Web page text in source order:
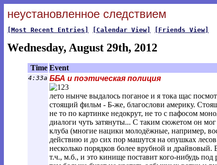
неустановленное следствием
[Most Recent Entries] [Calendar View] [Friends View]
Wednesday, August 29th, 2012
Time Event
4:33a ББА и поэтическая полиция
лето нынче выдалось поганое и я тока щас
стоящий фильм - Б-же, благослови америку.
не то по картинке недокрут, не то с пафосом
диалоги чуть затянуты... С таким сюжетом он
клуба (многие нацики молодёжные, например,
действию и до сих пор машутся на опушках
несколько порядков более врубной и
т.ч., м.б., и это кинище поставит кого-нибудь